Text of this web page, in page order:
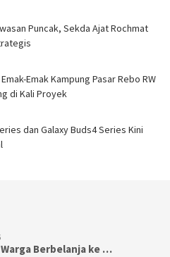
Puncak, Sekda Ajat Rochmat
Emak Kampung Pasar Rebo RW
di Kali Proyek
dan Galaxy Buds4 Series Kini
Berbelanja ke …